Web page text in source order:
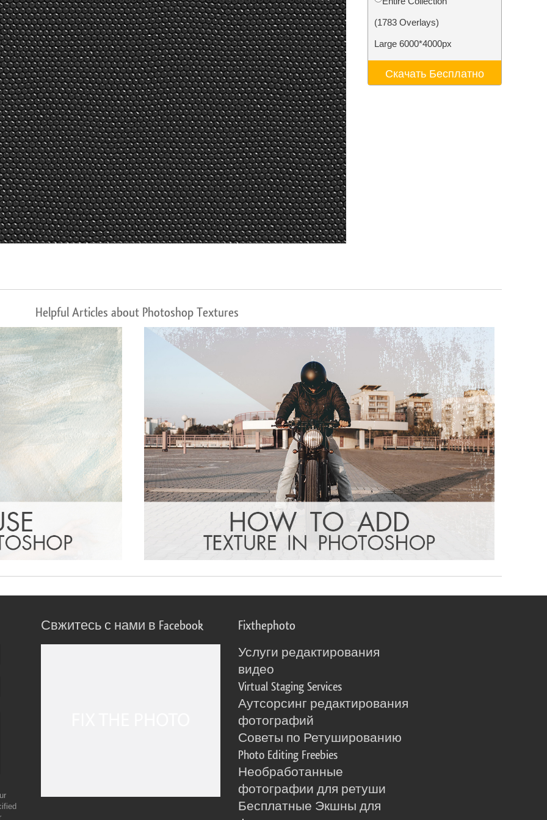
ретуши Ретушь ювелирных
изделий
Данные для обучения
ИИ
Video Editing Services
(1783 Overlays)
Large 6000*4000px
Скачать Бесплатно
Helpful Articles about Photoshop Textures
Свжитесь с нами в Facebook Fixthephoto
Услуги редактирования
видео
Virtual Staging Services
Аутсорсинг редактирования
фотографий
Советы по Ретушированию
Photo Editing Freebies
Необработанные
фотографии для ретуши
Бесплатные Экшны для